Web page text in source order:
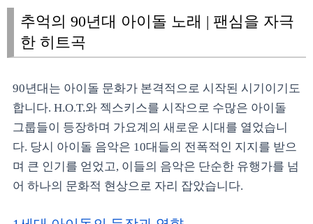
추억의 90년대 아이돌 노래 | 팬심을 자극
한 히트곡
90년대는 아이돌 문화가 본격적으로 시작된 시기이기도
합니다. H.O.T.와 젝스키스를 시작으로 수많은 아이돌
그룹들이 등장하며 가요계의 새로운 시대를 열었습니
다. 당시 아이돌 음악은 10대들의 전폭적인 지지를 받으
며 큰 인기를 얻었고, 이들의 음악은 단순한 유행가를 넘
어 하나의 문화적 현상으로 자리 잡았습니다.